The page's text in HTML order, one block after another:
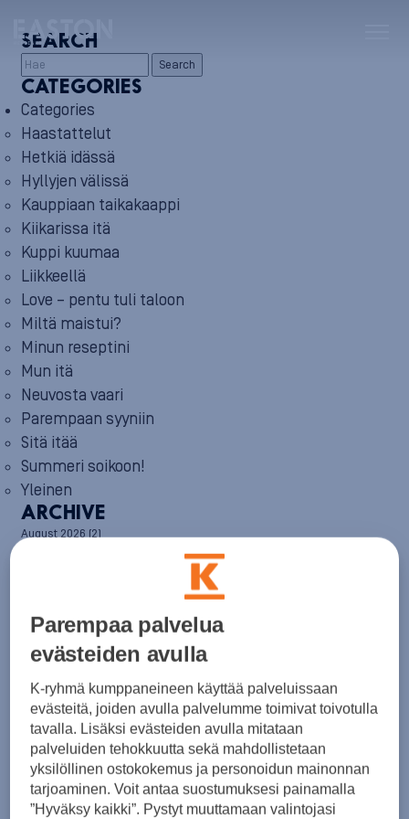
SEARCH
Search
CATEGORIES
Categories
Haastattelut
Hetkiä idässä
Hyllyjen välissä
Kauppiaan taikakaappi
Kiikarissa itä
Kuppi kuumaa
Liikkeellä
Love – pentu tuli taloon
Miltä maistui?
Minun reseptini
Mun itä
Neuvosta vaari
Parempaan syyniin
Sitä itää
Summeri soikoon!
Yleinen
ARCHIVE
August 2026(2)
March 2026(8)
February 2026
(5)
January 2026(6)
December 2025
November 2025(7)
October 2025(8)
September 2025(5)
August 2025(6)
July 2025(7)
June 2025(7)
May 2025(6)
Parempaa palvelua
evästeiden avulla
K-ryhmä kumppaneineen käyttää palveluissaan
evästeitä, joiden avulla palvelumme toimivat toivotulla
tavalla. Lisäksi evästeiden avulla mitataan
palveluiden tehokkuutta sekä mahdollistetaan
yksilöllinen ostokokemus ja personoidun mainonnan
tarjoaminen. Voit antaa suostumuksesi painamalla
”Hyväksy kaikki”. Pystyt muuttamaan valintojasi